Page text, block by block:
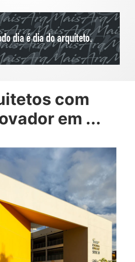
com
em ...